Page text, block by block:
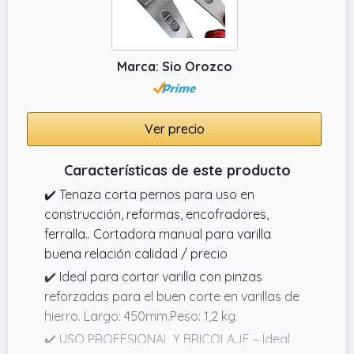
Marca: Sio Orozco
Ver precio
Características de este producto
✔️ Tenaza corta pernos para uso en
construcción, reformas, encofradores,
ferralla.. Cortadora manual para varilla
buena relación calidad / precio
✔️ Ideal para cortar varilla con pinzas
reforzadas para el buen corte en varillas de
hierro. Largo: 450mm.Peso: 1,2 kg.
✔️ USO PROFESIONAL Y BRICOLAJE – Ideal